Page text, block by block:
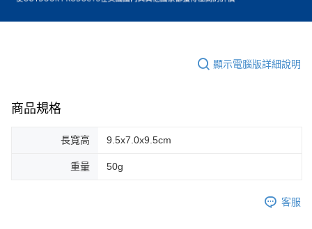
顯示電腦版詳細說明
商品規格
長寬高 9.5x7.0x9.5cm
重量 50g
客服